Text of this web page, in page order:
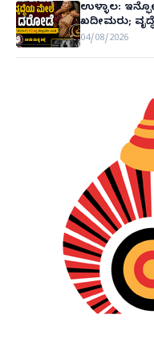
ಉಳ್ಳಾಲ:
ಖದೀಮರು;
04/08/2026